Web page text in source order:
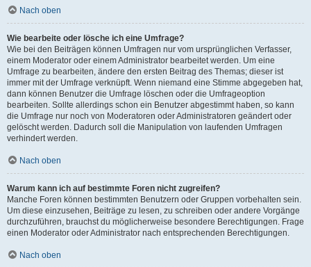
Nach oben
Wie bearbeite oder lösche ich eine Umfrage?
Wie bei den Beiträgen können Umfragen nur vom ursprünglichen Verfasser,
einem Moderator oder einem Administrator bearbeitet werden. Um eine
Umfrage zu bearbeiten, ändere den ersten Beitrag des Themas; dieser ist
immer mit der Umfrage verknüpft. Wenn niemand eine Stimme abgegeben hat,
dann können Benutzer die Umfrage löschen oder die Umfrageoption
bearbeiten. Sollte allerdings schon ein Benutzer abgestimmt haben, so kann
die Umfrage nur noch von Moderatoren oder Administratoren geändert oder
gelöscht werden. Dadurch soll die Manipulation von laufenden Umfragen
verhindert werden.
Nach oben
Warum kann ich auf bestimmte Foren nicht zugreifen?
Manche Foren können bestimmten Benutzern oder Gruppen vorbehalten sein.
Um diese einzusehen, Beiträge zu lesen, zu schreiben oder andere Vorgänge
durchzuführen, brauchst du möglicherweise besondere Berechtigungen. Frage
einen Moderator oder Administrator nach entsprechenden Berechtigungen.
Nach oben